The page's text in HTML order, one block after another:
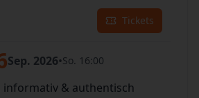
Tickets
Sep. 2026•So. 16:00
informativ & authentisch